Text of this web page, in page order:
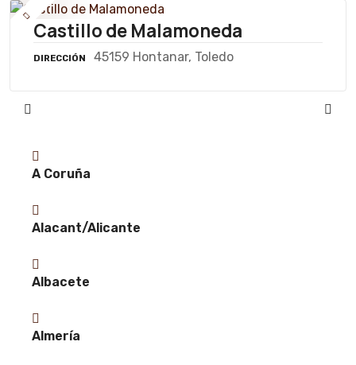
Castillo de Malamoneda
DIRECCIÓN 45159 Hontanar, Toledo
A Coruña
Alacant/Alicante
Albacete
Almería